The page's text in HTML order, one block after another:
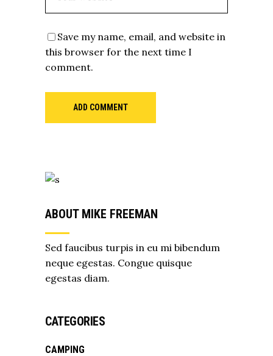
Save my name, email, and website in
this browser for the next time I
comment.
ADD COMMENT
ABOUT MIKE FREEMAN
Sed faucibus turpis in eu mi bibendum
neque egestas. Congue quisque
egestas diam.
CATEGORIES
CAMPING